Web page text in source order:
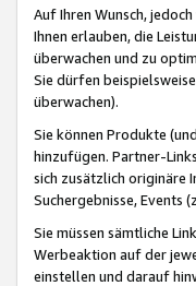
Auf Ihren Wunsch,
Ihnen erlauben, die
überwachen und zu
Sie dürfen
überwachen).
Sie können Produkte
hinzufügen. Partner-
sich zusätzlich originäre
Suchergebnisse, Events
Sie müssen sämtliche
Werbeaktion auf der
einstellen und darauf